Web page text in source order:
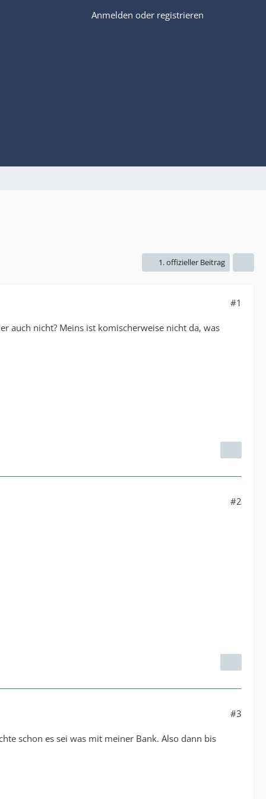
Anmelden oder registrieren
1. offizieller Beitrag
#1
auch nicht? Meins ist komischerweise nicht da, was
#2
#3
schon es sei was mit meiner Bank. Also dann bis